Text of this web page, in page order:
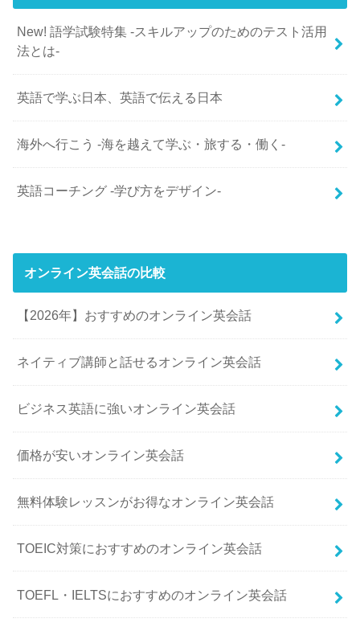
New! 語学試験特集 -スキルアップのためのテスト活用
法とは-
英語で学ぶ日本、英語で伝える日本
海外へ行こう -海を越えて学ぶ・旅する・働く-
英語コーチング -学び方をデザイン-
オンライン英会話の比較
【2026年】おすすめのオンライン英会話
ネイティブ講師と話せるオンライン英会話
ビジネス英語に強いオンライン英会話
価格が安いオンライン英会話
無料体験レッスンがお得なオンライン英会話
TOEIC対策におすすめのオンライン英会話
TOEFL・IELTSにおすすめのオンライン英会話